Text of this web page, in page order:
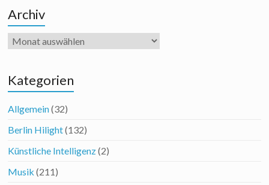
Archiv
Archiv
Kategorien
Allgemein(32)
Berlin Hilight(132)
Künstliche Intelligenz(2)
Musik (211)